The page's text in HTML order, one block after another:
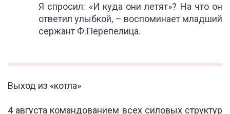
Я спросил: «И куда они летят»? На что он
ответил улыбкой, – воспоминает младший
сержант Ф.Перепелица.
Выход из «котла»
4 августа командованием всех силовых структур